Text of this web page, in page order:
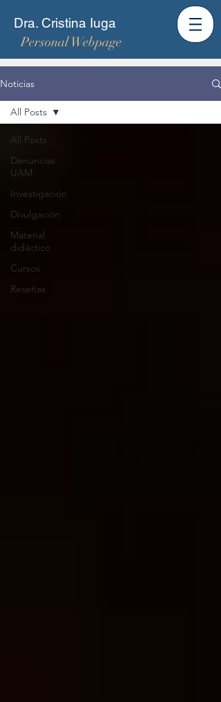
Dra. Cristina Iuga
Personal Webpage
Noticias
All Posts
Denuncias
UAM
Investigación
Divulgación
Material
didáctico
Cursos
Reseñas
All Posts